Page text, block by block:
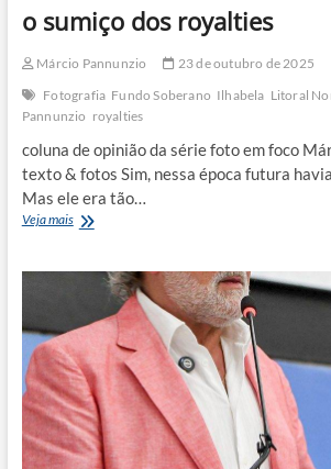
o sumiço dos royalties
Márcio Pannunzio
23 de outubro de 2025
Fotografia Fundo Soberano Ilhabela Litoral
Pannunzio royalties
coluna de opinião da série foto em foco
texto & fotos Sim, nessa época futura
Mas ele era tão…
Veja maiso
royalties